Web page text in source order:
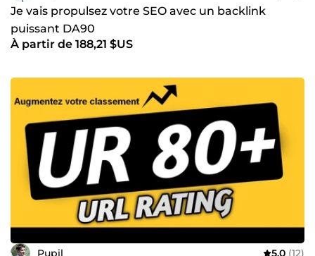
Je vais propulsez votre SEO avec un backlink
puissant DA90
À partir de 188,21 $US
Pupil 5,0 (12)